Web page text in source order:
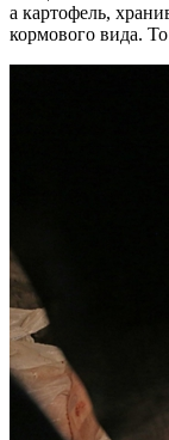
а картофель,
кормового вида.